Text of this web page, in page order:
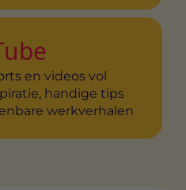
en videos vol
handige tips
werkverhalen